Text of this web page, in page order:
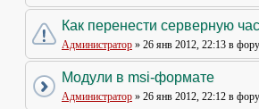
Как перенести серверную
Администратор » 26 янв 2012, 22:13 в
Модули в msi-формате
Администратор » 26 янв 2012, 22:12 в